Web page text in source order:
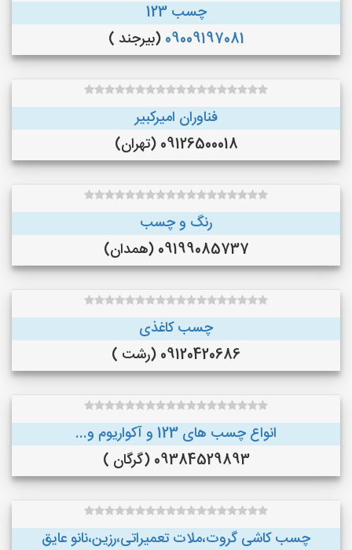
چسب 123
09009197081 (بیرجند )
فناوران امیرکبیر
09126500018 (تهران)
رنگ و چسب
09199085737 (همدان)
چسب کاغذی
09120420686 (رشت )
انواع چسب های 123 و آکواریوم و...
09384529893 (گرگان )
چسب کاشی گروت،ملات تعمیراتی،رزین،نانو عایق